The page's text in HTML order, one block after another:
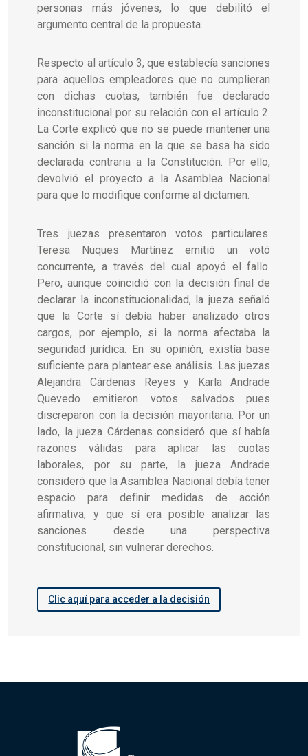
personas más jóvenes, lo que debilitó el
argumento central de la propuesta.
Respecto al artículo 3, que establecía sanciones
para aquellos empleadores que no cumplieran
con dichas cuotas, también fue declarado
inconstitucional por su relación con el artículo 2.
La Corte explicó que no se puede mantener una
sanción si la norma en la que se basa ha sido
declarada contraria a la Constitución. Por ello,
devolvió el proyecto a la Asamblea Nacional
para que lo modifique conforme al dictamen.
Tres juezas presentaron votos particulares.
Teresa Nuques Martínez emitió un votó
concurrente, a través del cual apoyó el fallo.
Pero, aunque coincidió con la decisión final de
declarar la inconstitucionalidad, la jueza señaló
que la Corte sí debía haber analizado otros
cargos, por ejemplo, si la norma afectaba la
seguridad jurídica. En su opinión, existía base
suficiente para plantear ese análisis. Las juezas
Alejandra Cárdenas Reyes y Karla Andrade
Quevedo emitieron votos salvados pues
discreparon con la decisión mayoritaria. Por un
lado, la jueza Cárdenas consideró que sí había
razones válidas para aplicar las cuotas
laborales, por su parte, la jueza Andrade
consideró que la Asamblea Nacional debía tener
espacio para definir medidas de acción
afirmativa, y que sí era posible analizar las
sanciones desde una perspectiva
constitucional, sin vulnerar derechos.
Clic aquí para acceder a la decisión